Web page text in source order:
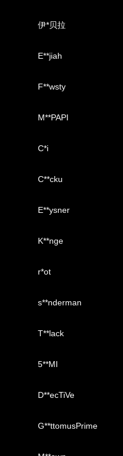
伊*贝拉
E**jiah
F**wsty
M**PAPI
C*i
C**cku
E**ysner
K**nge
r*ot
s**nderman
T**lack
5**MI
D**ecTiVe
G**ttomusPrime